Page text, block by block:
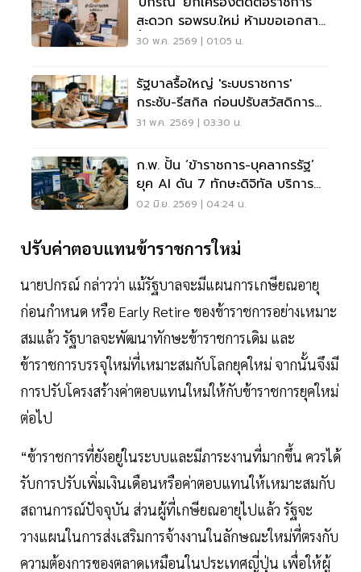
สะดวก รอพรบ.ใหม่ ห้ามขอเอกสาร
ซ้ำ ทำธุรกิจง่าย
30 พ.ค. 2569 | 01:05 น.
รัฐบาลรื้อใหญ่ 'ระบบราชการ'
กระชับ-รีสกิล ก่อนปรับสวัสดิการ
ค่าตอบแทน
31 พ.ค. 2569 | 03:30 น.
ก.พ. ปั้น ‘ข้าราชการ-บุคลากรรัฐ’
ยุค AI ดัน 7 ทักษะดิจิทัล บริการ
ประชาชน
02 มิ.ย. 2569 | 04:24 น.
ปรับค่าตอบแทนข้าราชการใหม่
นายปกรณ์ กล่าวว่า แม้รัฐบาลจะมีแผนการเกษียณอายุ
ก่อนกำหนด หรือ Early Retire ของข้าราชการอย่างเหมาะ
สมแล้ว รัฐบาลจะพัฒนาทักษะข้าราชการเดิม และ
ข้าราชการบรรจุใหม่ที่เหมาะสมกับโลกยุคใหม่ จากนั้นจึงมี
การปรับโครงสร้างค่าตอบแทนใหม่ให้กับข้าราชการยุคใหม่
ต่อไป
“ข้าราชการที่ยังอยู่ในระบบและมีภาระงานที่มากขึ้น ควรได้
รับการปรับเพิ่มเงินเดือนหรือค่าตอบแทนให้เหมาะสมกับ
สถานการณ์ปัจจุบัน ส่วนผู้ที่เกษียณอายุไปแล้ว รัฐจะ
วางแผนในการส่งเสริมการจ้างงานในลักษณะใหม่ที่ตรงกับ
ความต้องการของตลาดเหมือนในประเทศญี่ปุ่น เพื่อให้ผู้